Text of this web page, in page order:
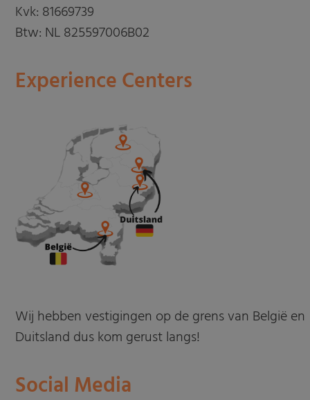
Kvk: 81669739
Btw: NL 825597006B02
Experience Centers
Wij hebben vestigingen op de grens van België en
Duitsland dus kom gerust langs!
Social Media